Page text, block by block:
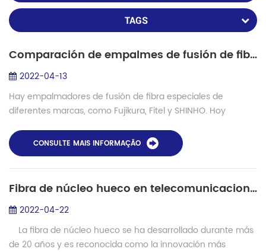
TAGS
Comparación de empalmes de fusión de fibra especiales entre SHINHO y Fujikura FSM
2022-04-13
Hay empalmadores de fusión de fibra especiales de
diferentes marcas, como Fujikura, Fitel y SHINHO. Hoy
FSM100M+, FSM100P+ y las empalmadoras d...
CONSULTE MAIS INFORMAÇÃO
Fibra de núcleo hueco en telecomunicaciones de fibra óptica y láseres
2022-04-22
La fibra de núcleo hueco se ha desarrollado durante más
de 20 años y es reconocida como la innovación más